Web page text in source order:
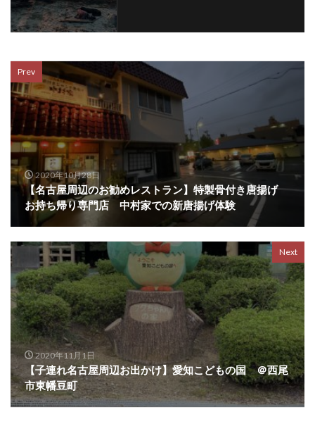
Prev
2020年10月28日
【名古屋周辺のお勧めレストラン】特製骨付き唐揚げ
お持ち帰り専門店 中村家での新唐揚げ体験
Next
2020年11月1日
【子連れ名古屋周辺お出かけ】愛知こどもの国 ＠西尾
市東幡豆町